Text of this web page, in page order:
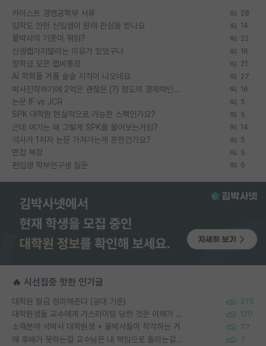
카이스트 경영공학부 서류 28
입학도 안한 신입생이 원래 관심을 받나요 14
물박사의 기준이 뭐임? 22
신생랩가지말라는 이유가 있었구나 16
장학금 모은 랩비통장 21
AI 학회들 거품 슬슬 지적이 나오네요 27
박사진학하기에 2억은 괜찮은 (?) 정도의 경제력인가요 16
논문 IF vs JCR 5
SPK 대학원 현실적으로 가능한 스펙인가요? 5
근데 여기는 왜 그렇게 SPK를 물어보는거임? 14
석사가 1저자 논문 가져가는게 흔한건가요? 5
면접 복장 5
편입생 학부연구생 질문 6
🔥 시선집중 핫한 인기글
대학원 월급 정리해준다 (공대 기준) 275
대학원생들 교수에게 가스라이팅 당한 것은 이해가 갑니다. 안타깝네요. 120
소재분야 석박사 대학원생 + 물박사들이 착각하는 거 77
왜 후배가 못하는걸 교수님은 내 책임으로 돌리는걸까요? 7